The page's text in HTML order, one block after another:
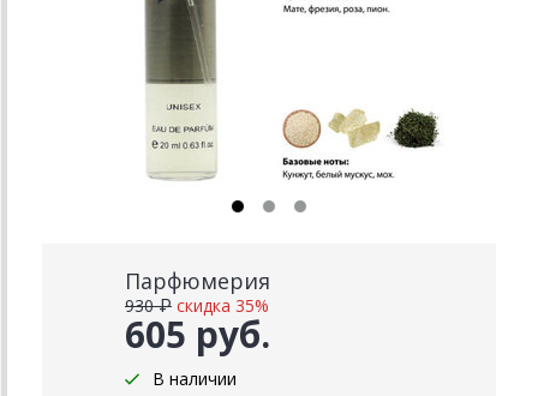
Парфюмерия
605 руб.
930 ₽ скидка 35%
В наличии